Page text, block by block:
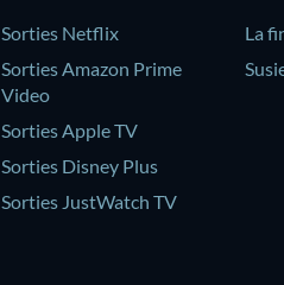
Sorties Netflix
Sorties Amazon Prime
Video
Sorties Apple TV
Sorties Disney Plus
Sorties JustWatch TV
La